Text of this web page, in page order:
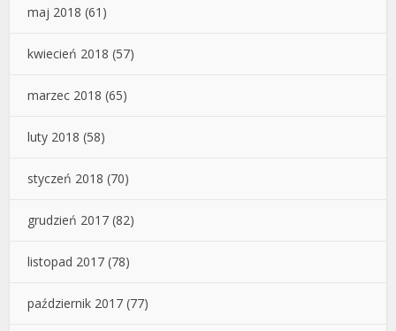
maj 2018 (61)
kwiecień 2018 (57)
marzec 2018 (65)
luty 2018 (58)
styczeń 2018 (70)
grudzień 2017 (82)
listopad 2017 (78)
październik 2017 (77)